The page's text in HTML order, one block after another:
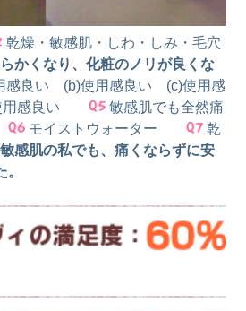
乾燥・敏感肌・しわ・しみ・毛穴
かくなり、化粧のノリが良くな
感良い (b)使用感良い (c)使用感
用感良い
敏感肌でも全然痛
モイストウォーター
乾
敏感肌の私でも、痛くならずに安